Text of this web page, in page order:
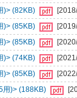
)> (82KB)
)> (85KB)
)> (85KB)
)> (74KB)
)> (85KB)
用)> (188KB)